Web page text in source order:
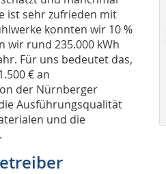
ist sehr zufrieden mit
konnten wir 10 %
wir rund 235.000 kWh
Für uns bedeutet das,
€ an
der Nürnberger
Ausführungsqualität
und die